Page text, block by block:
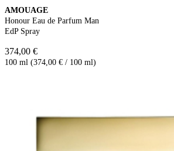
AMOUAGE
Honour Eau de Parfum Man
EdP Spray
374,00 €
100 ml (374,00 € / 100 ml)